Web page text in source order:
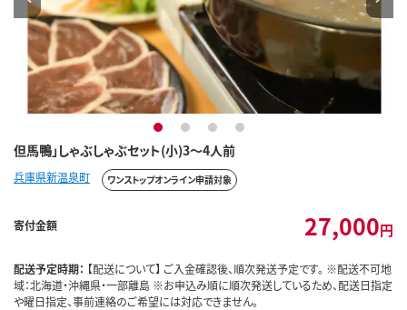
但馬鴨」しゃぶしゃぶセット(小)3～4人前
1 2 3 4
兵庫県新温泉町 ワンストップオンライン申請対象
寄付金額 27,000円
配送予定時期： 【配送について】 ご入金確認後、順次発送予定です。 ※配送不可地
域：北海道・沖縄県・一部離島 ※お申込み順に順次発送しているため、配送日指定
や曜日指定、事前連絡のご希望には対応できません。